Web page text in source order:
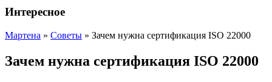
Интересное
Мартена » Советы » Зачем нужна сертификация ISO 22000
Зачем нужна сертификация ISO 22000